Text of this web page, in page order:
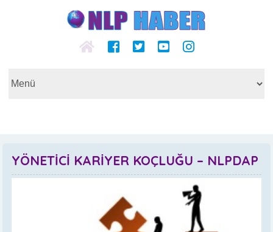
YÖNETİCİ KARİYER KOÇLUĞU – NLPDAP